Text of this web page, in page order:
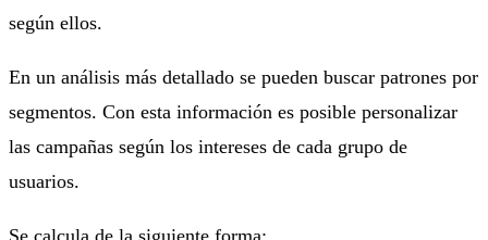
según ellos.
En un análisis más detallado se pueden buscar patrones por
segmentos. Con esta información es posible personalizar
las campañas según los intereses de cada grupo de
usuarios.
Se calcula de la siguiente forma: